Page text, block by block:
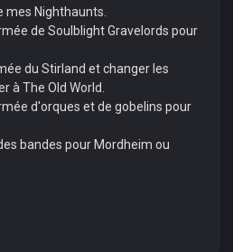
mes Nighthaunts.
de Soulblight Gravelords pour
du Stirland et changer les
à The Old World.
d'orques et de gobelins pour
bandes pour Mordheim ou